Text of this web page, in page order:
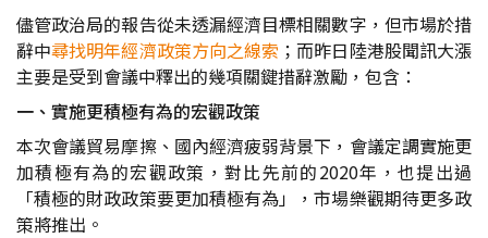
儘管政治局的報告從未透漏經濟目標相關數字，但市場於措
辭中尋找明年經濟政策方向之線索 ；而昨日陸港股聞訊大漲
主要是受到會議中釋出的幾項關鍵措辭激勵，包含：
一、實施更積極有為的宏觀政策
本次會議貿易摩擦、國內經濟疲弱背景下，會議定調實施更
加積極有為的宏觀政策，對比先前的2020年，也提出過
「積極的財政政策要更加積極有為」，市場樂觀期待更多政
策將推出。